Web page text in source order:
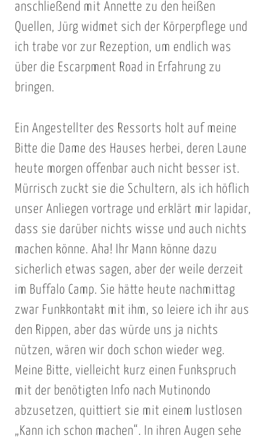
anschließend mit Annette zu den heißen
Quellen, Jürg widmet sich der Körperpflege und
ich trabe vor zur Rezeption, um endlich was
über die Escarpment Road in Erfahrung zu
bringen.
Ein Angestellter des Ressorts holt auf meine
Bitte die Dame des Hauses herbei, deren Laune
heute morgen offenbar auch nicht besser ist.
Mürrisch zuckt sie die Schultern, als ich höflich
unser Anliegen vortrage und erklärt mir lapidar,
dass sie darüber nichts wisse und auch nichts
machen könne. Aha! Ihr Mann könne dazu
sicherlich etwas sagen, aber der weile derzeit
im Buffalo Camp. Sie hätte heute nachmittag
zwar Funkkontakt mit ihm, so leiere ich ihr aus
den Rippen, aber das würde uns ja nichts
nützen, wären wir doch schon wieder weg.
Meine Bitte, vielleicht kurz einen Funkspruch
mit der benötigten Info nach Mutinondo
abzusetzen, quittiert sie mit einem lustlosen
„Kann ich schon machen“. In ihren Augen sehe